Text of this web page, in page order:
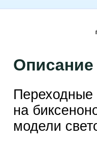
Описание
на
модели